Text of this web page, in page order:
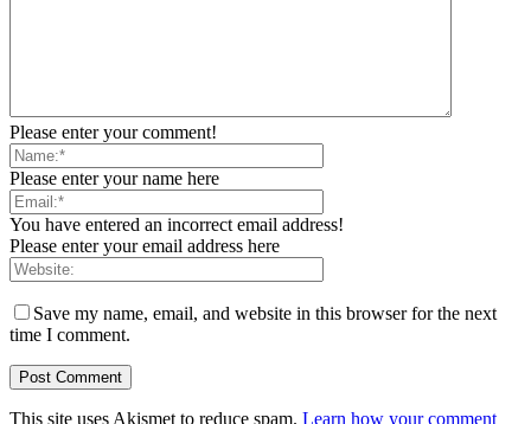
Please enter your comment!
Please enter your name here
You have entered an incorrect email address!
Please enter your email address here
Save my name, email, and website in this browser for the next
time I comment.
This site uses Akismet to reduce spam. Learn how your comment